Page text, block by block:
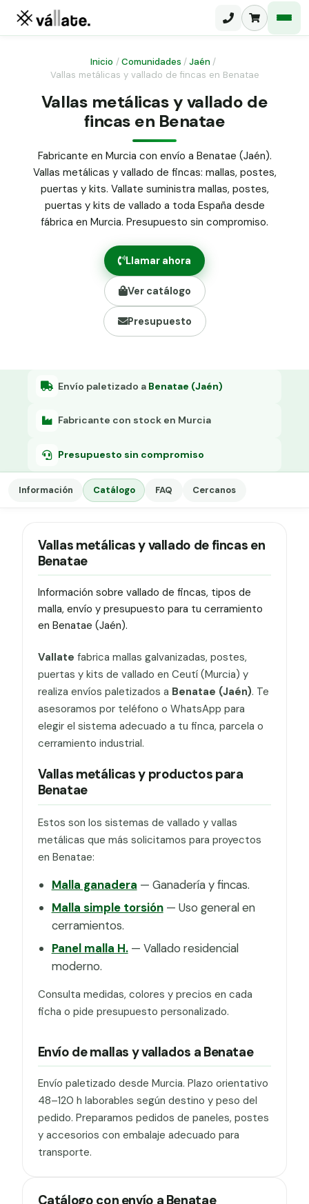
Malla ganadera
Malla simple torsión
Malla triple torsión
Panel malla H.
Puerta abatible dos hojas
Puerta acceso peatonal
Poste malla Hércules
Poste malla simple torsión
Alambre de espino galvanizado
Alambre liso galvanizado
Malla ocultación 70 g/m² verde
Abrazadera PVC malla H.
Grapa malla H.
Inicio /Comunidades /Jaén /
Vallas metálicas y vallado de fincas en Benatae
Vallas metálicas y vallado de
fincas en Benatae
Fabricante en Murcia con envío a Benatae (Jaén).
Vallas metálicas y vallado de fincas: mallas, postes,
puertas y kits. Vallate suministra mallas, postes,
puertas y kits de vallado a toda España desde
fábrica en Murcia. Presupuesto sin compromiso.
Llamar ahora
Ver catálogo
Presupuesto
Envío paletizado a Benatae (Jaén)
Fabricante con stock en Murcia
Presupuesto sin compromiso
Información Catálogo FAQ Cercanos
Vallas metálicas y vallado de fincas en
Benatae
Información sobre vallado de fincas, tipos de
malla, envío y presupuesto para tu cerramiento
en Benatae (Jaén).
Vallate fabrica mallas galvanizadas, postes,
puertas y kits de vallado en Ceutí (Murcia) y
realiza envíos paletizados a Benatae (Jaén). Te
asesoramos por teléfono o WhatsApp para
elegir el sistema adecuado a tu finca, parcela o
cerramiento industrial.
Vallas metálicas y productos para
Benatae
Estos son los sistemas de vallado y vallas
metálicas que más solicitamos para proyectos
en Benatae:
Malla ganadera — Ganadería y fincas.
Malla simple torsión— Uso general en
cerramientos.
Panel malla H.— Vallado residencial
moderno.
Consulta medidas, colores y precios en cada
ficha o pide presupuesto personalizado.
Envío de mallas y vallados a Benatae
Envío paletizado desde Murcia. Plazo orientativo
48–120 h laborables según destino y peso del
pedido. Preparamos pedidos de paneles, postes
y accesorios con embalaje adecuado para
transporte.
Catálogo con envío a Benatae